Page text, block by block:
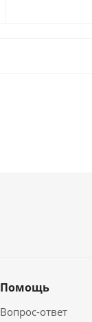
Помощь
Вопрос-ответ